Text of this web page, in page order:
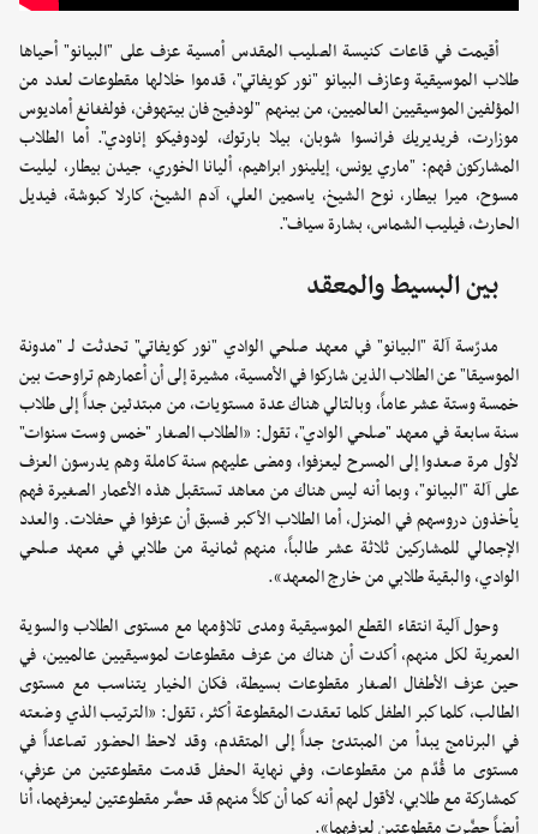
أقيمت في قاعات كنيسة الصليب المقدس أمسية عزف على "البيانو" أحياها
طلاب الموسيقية وعازف البيانو "نور كويفاتي"، قدموا خلالها مقطوعات لعدد من
المؤلفين الموسيقيين العالميين، من بينهم "لودفيج فان بيتهوفن، فولفغانغ أماديوس
موزارت، فريديريك فرانسوا شوبان، بيلا بارتوك، لودوفيكو إناودي". أما الطلاب
المشاركون فهم: "ماري يونس، إيلينور ابراهيم، أليانا الخوري، جيدن بيطار، ليليت
مسوح، ميرا بيطار، نوح الشيخ، ياسمين العلي، آدم الشيخ، كارلا كبوشة، فيديل
الحارث، فيليب الشماس، بشارة سياف".
بين البسيط والمعقد
مدرّسة آلة "البيانو" في معهد صلحي الوادي "نور كويفاتي" تحدثت لـ "مدونة
الموسيقا" عن الطلاب الذين شاركوا في الأمسية، مشيرة إلى أن أعمارهم تراوحت بين
خمسة وستة عشر عاماً، وبالتالي هناك عدة مستويات، من مبتدئين جداً إلى طلاب
سنة سابعة في معهد "صلحي الوادي"، تقول: «الطلاب الصغار "خمس وست سنوات"
لأول مرة صعدوا إلى المسرح ليعزفوا، ومضى عليهم سنة كاملة وهم يدرسون العزف
على آلة "البيانو"، وبما أنه ليس هناك من معاهد تستقبل هذه الأعمار الصغيرة فهم
يأخذون دروسهم في المنزل، أما الطلاب الأكبر فسبق أن عزفوا في حفلات. والعدد
الإجمالي للمشاركين ثلاثة عشر طالباً، منهم ثمانية من طلابي في معهد صلحي
الوادي، والبقية طلابي من خارج المعهد».
وحول آلية انتقاء القطع الموسيقية ومدى تلاؤمها مع مستوى الطلاب والسوية
العمرية لكل منهم، أكدت أن هناك من عزف مقطوعات لموسيقيين عالميين، في
حين عزف الأطفال الصغار مقطوعات بسيطة، فكان الخيار يتناسب مع مستوى
الطالب، كلما كبر الطفل كلما تعقدت المقطوعة أكثر، تقول: «الترتيب الذي وضعته
في البرنامج يبدأ من المبتدئ جداً إلى المتقدم، وقد لاحظ الحضور تصاعداً في
مستوى ما قُدّم من مقطوعات، وفي نهاية الحفل قدمت مقطوعتين من عزفي،
كمشاركة مع طلابي، لأقول لهم أنه كما أن كلاً منهم قد حضّر مقطوعتين ليعزفهما، أنا